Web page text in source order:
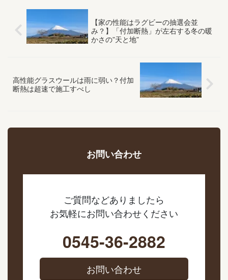
【家の性能はラグビーの抽選会並
み？】「付加断熱」が左右する冬の暖
かさの”天と地”
高性能グラスウールは雨に弱い？付加
断熱は超速で施工すべし
お問い合わせ
ご質問などありましたら
お気軽にお問い合わせください
0545-36-2882
お問い合わせ